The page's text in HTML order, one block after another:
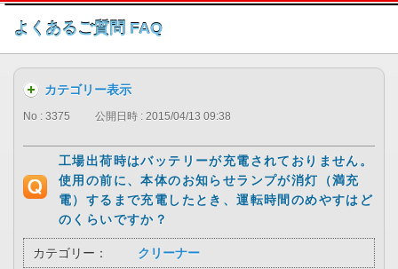
このページの本文へ
よくあるご質問 FAQ
カテゴリー表示
No : 3375 公開日時 : 2015/04/13 09:38
工場出荷時はバッテリーが充電されておりません。
使用の前に、本体のお知らせランプが消灯（満充
電）するまで充電したとき、運転時間のめやすはど
のくらいですか？
カテゴリー： クリーナー